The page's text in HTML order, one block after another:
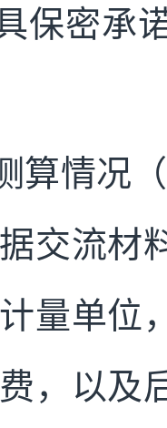
保密承
算情况
交流材
量单位
，以及